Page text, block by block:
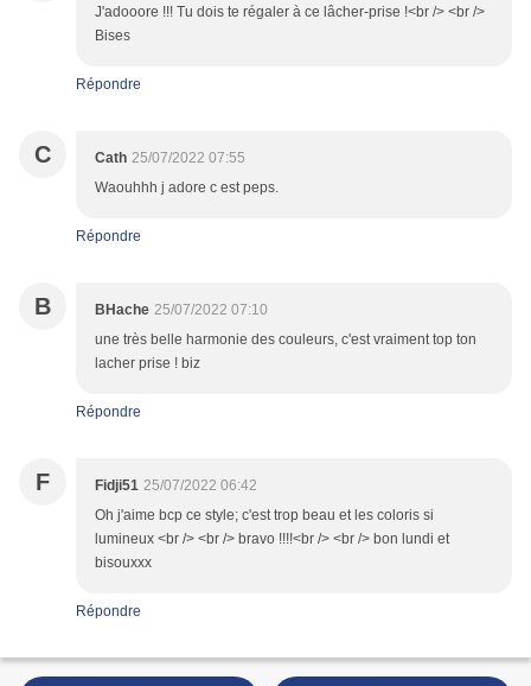
J'adooore !!! Tu dois te régaler à ce lâcher-prise !<br /> <br />
Bises
Répondre
C Cath 25/07/2022 07:55
Waouhhh j adore c est peps.
Répondre
B BHache 25/07/2022 07:10
une très belle harmonie des couleurs, c'est vraiment top ton
lacher prise ! biz
Répondre
F Fidji51 25/07/2022 06:42
Oh j'aime bcp ce style; c'est trop beau et les coloris si
lumineux <br /> <br /> bravo !!!!<br /> <br /> bon lundi et
bisouxxx
Répondre